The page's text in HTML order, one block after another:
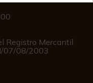
Registro Mercantil
07/08/2003